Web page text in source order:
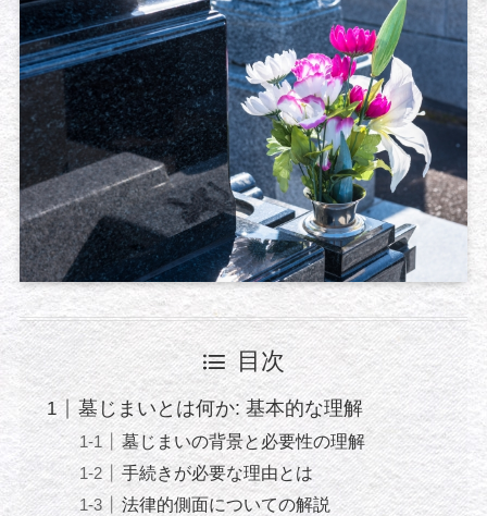
目次
墓じまいとは何か: 基本的な理解
墓じまいの背景と必要性の理解
手続きが必要な理由とは
法律的側面についての解説